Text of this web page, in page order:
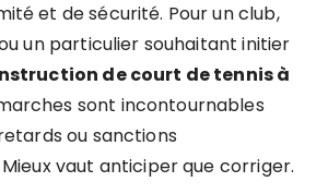
et de sécurité. Pour un club,
un particulier souhaitant initier
de court de tennis à
sont incontournables
ou sanctions
vaut anticiper que corriger.